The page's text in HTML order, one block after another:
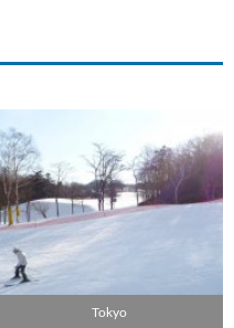
Tokyo